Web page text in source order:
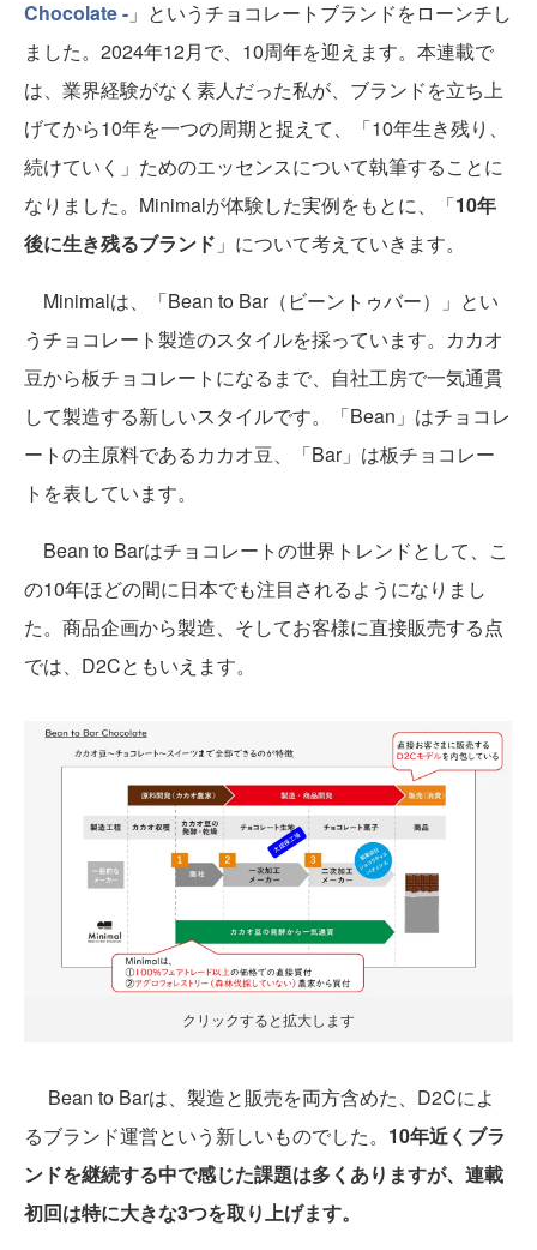
Chocolate - 」というチョコレートブランドをローンチし
ました。2024年12月で、10周年を迎えます。本連載で
は、業界経験がなく素人だった私が、ブランドを立ち上
げてから10年を一つの周期と捉えて、「10年生き残り、
続けていく」ためのエッセンスについて執筆することに
なりました。Minimalが体験した実例をもとに、「10年
後に生き残るブランド 」について考えていきます。
Minimalは、「Bean to Bar（ビーントゥバー）」とい
うチョコレート製造のスタイルを採っています。カカオ
豆から板チョコレートになるまで、自社工房で一気通貫
して製造する新しいスタイルです。「Bean」はチョコレ
ートの主原料であるカカオ豆、「Bar」は板チョコレー
トを表しています。
Bean to Barはチョコレートの世界トレンドとして、こ
の10年ほどの間に日本でも注目されるようになりまし
た。商品企画から製造、そしてお客様に直接販売する点
では、D2Cともいえます。
クリックすると拡大します
Bean to Barは、製造と販売を両方含めた、D2Cによ
るブランド運営という新しいものでした。 10年近くブラ
ンドを継続する中で感じた課題は多くありますが、連載
初回は特に大きな3つを取り上げます。